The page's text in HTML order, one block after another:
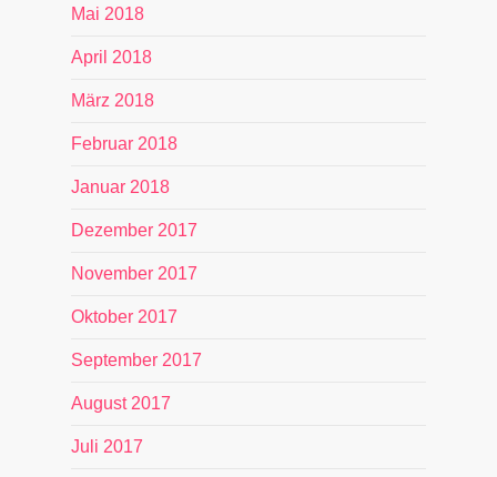
Mai 2018
April 2018
März 2018
Februar 2018
Januar 2018
Dezember 2017
November 2017
Oktober 2017
September 2017
August 2017
Juli 2017